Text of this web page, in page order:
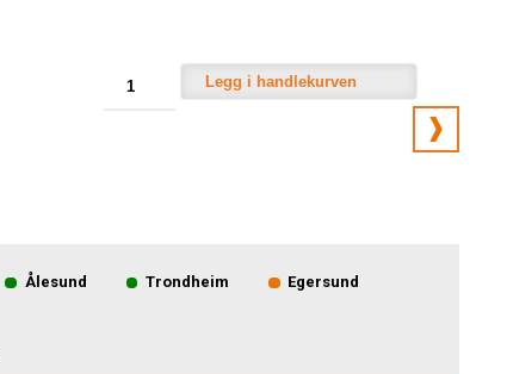
Legg i handlekurven
Ålesund Trondheim
Egersund